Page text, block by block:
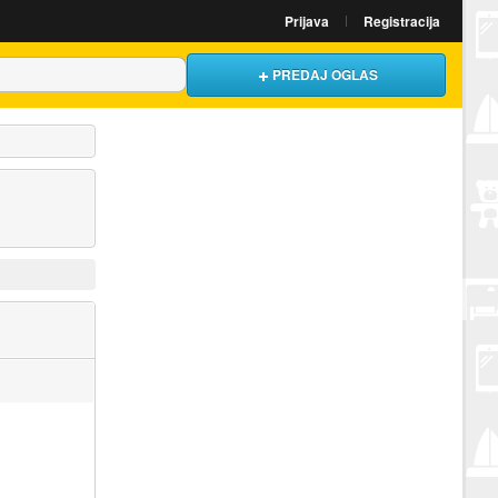
Prijava Registracija
PREDAJ OGLAS